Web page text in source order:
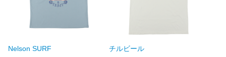
Nelson SURF
チルビール